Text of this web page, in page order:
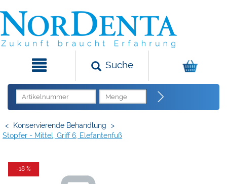
Suche
< Konservierende Behandlung
>
Stopfer - Mittel, Griff 6, Elefantenfuß
-18 %